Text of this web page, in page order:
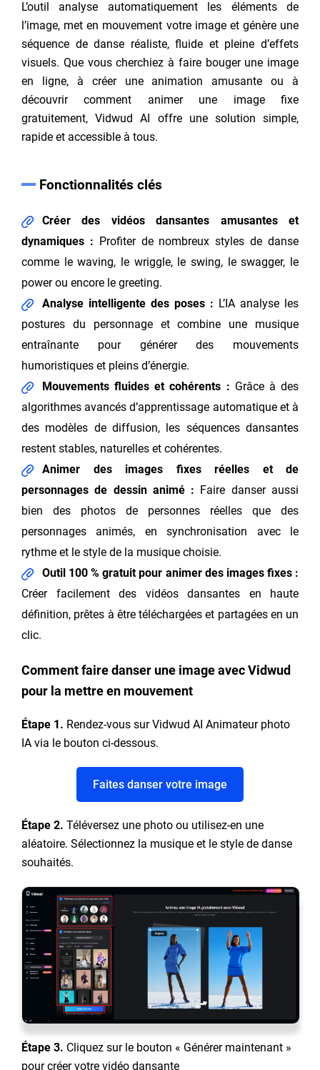
L’outil analyse automatiquement les éléments de
l’image, met en mouvement votre image et génère une
séquence de danse réaliste, fluide et pleine d’effets
visuels. Que vous cherchiez à faire bouger une image
en ligne, à créer une animation amusante ou à
découvrir comment animer une image fixe
gratuitement, Vidwud AI offre une solution simple,
rapide et accessible à tous.
Fonctionnalités clés
Créer des vidéos dansantes amusantes et
dynamiques : Profiter de nombreux styles de danse
comme le waving, le wriggle, le swing, le swagger, le
power ou encore le greeting.
Analyse intelligente des poses : L’IA analyse les
postures du personnage et combine une musique
entraînante pour générer des mouvements
humoristiques et pleins d’énergie.
Mouvements fluides et cohérents : Grâce à des
algorithmes avancés d’apprentissage automatique et à
des modèles de diffusion, les séquences dansantes
restent stables, naturelles et cohérentes.
Animer des images fixes réelles et de
personnages de dessin animé : Faire danser aussi
bien des photos de personnes réelles que des
personnages animés, en synchronisation avec le
rythme et le style de la musique choisie.
Outil 100 % gratuit pour animer des images fixes :
Créer facilement des vidéos dansantes en haute
définition, prêtes à être téléchargées et partagées en un
clic.
Comment faire danser une image avec Vidwud
pour la mettre en mouvement
Étape 1. Rendez-vous sur Vidwud AI Animateur photo
IA via le bouton ci-dessous.
Faites danser votre image
Étape 2. Téléversez une photo ou utilisez-en une
aléatoire. Sélectionnez la musique et le style de danse
souhaités.
Étape 3. Cliquez sur le bouton « Générer maintenant »
pour créer votre vidéo dansante